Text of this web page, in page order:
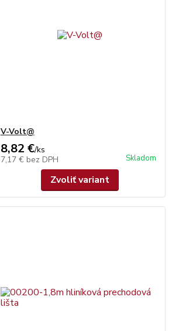
V-Volt@
8,82 €/ks
7,17 € bez DPH Skladom
Zvoliť variant